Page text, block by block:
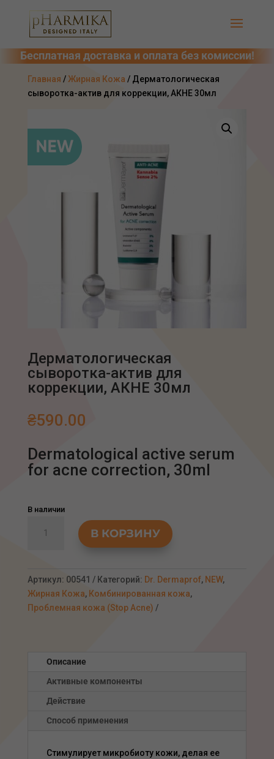
Главная / Жирная Кожа / Дерматологическая
сыворотка-актив для коррекции, АКНЕ 30мл
Дерматологическая
сыворотка-актив для
коррекции, АКНЕ 30мл
₴590.00
Dermatological active serum
for acne correction, 30ml
В наличии
товара
Дерматологическая
актив
для
коррекции,
В КОРЗИНУ
Артикул: 00541 Категорий: Dr. Dermaprof, NEW,
Жирная Кожа, Комбинированная кожа,
Проблемная кожа (Stop Acne)
Описание
Активные компоненты
Действие
Способ применения
Стимулирует микробиоту кожи, делая ее